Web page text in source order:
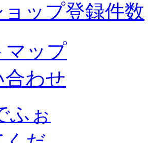
ップ登録件数
マップ
合わせ